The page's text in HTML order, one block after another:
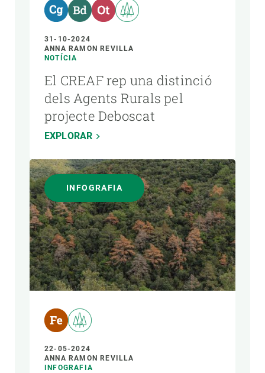
31-10-2024
ANNA RAMON REVILLA
NOTÍCIA
El CREAF rep una distinció
dels Agents Rurals pel
projecte Deboscat
EXPLORAR
INFOGRAFIA
22-05-2024
ANNA RAMON REVILLA
INFOGRAFIA